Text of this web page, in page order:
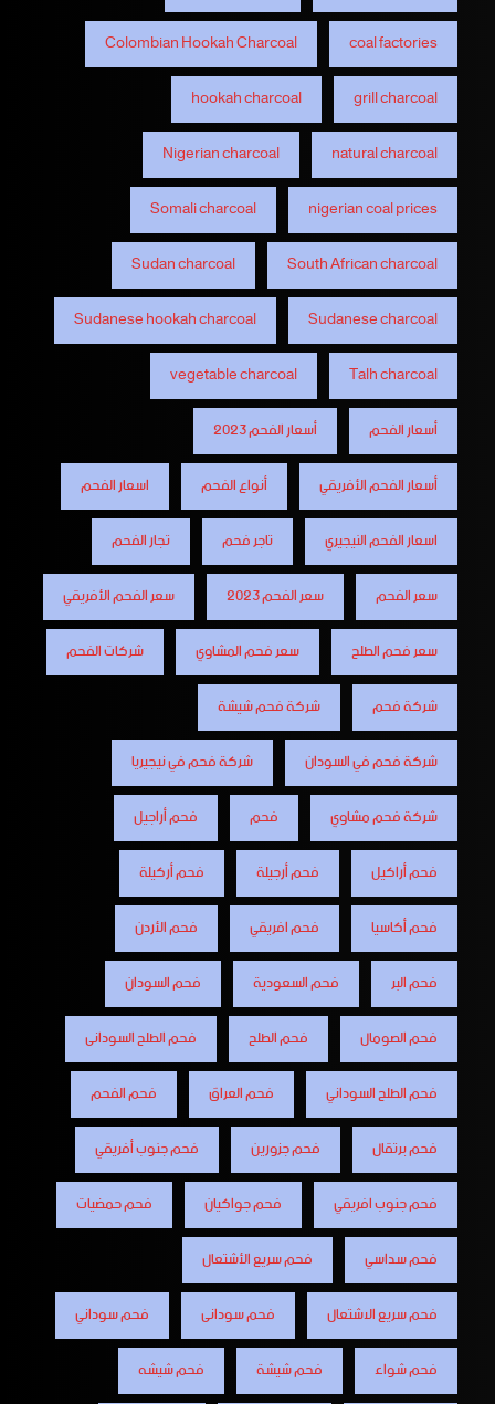
coal factories
Colombian Hookah Charcoal
grill charcoal
hookah charcoal
natural charcoal
Nigerian charcoal
nigerian coal prices
Somali charcoal
South African charcoal
Sudan charcoal
Sudanese charcoal
Sudanese hookah charcoal
Talh charcoal
vegetable charcoal
أسعار الفحم
أسعار الفحم 2023
أسعار الفحم الأفريقي
أنواع الفحم
اسعار الفحم
اسعار الفحم النيجيري
تاجر فحم
تجار الفحم
سعر الفحم
سعر الفحم 2023
سعر الفحم الأفريقي
سعر فحم الطلح
سعر فحم المشاوي
شركات الفحم
شركة فحم
شركة فحم شيشة
شركة فحم في السودان
شركة فحم في نيجيريا
شركة فحم مشاوي
فحم
فحم أراجيل
فحم أراكيل
فحم أرجيلة
فحم أركيلة
فحم أكاسيا
فحم افريقي
فحم الأردن
فحم البر
فحم السعودية
فحم السودان
فحم الصومال
فحم الطلح
فحم الطلح السودانى
فحم الطلح السوداني
فحم العراق
فحم الفحم
فحم برتقال
فحم جزورين
فحم جنوب أفريقي
فحم جنوب افريقي
فحم جواكيان
فحم حمضيات
فحم سداسي
فحم سريع الأشتعال
فحم سريع الاشتعال
فحم سودانى
فحم سوداني
فحم شواء
فحم شيشة
فحم شيشه